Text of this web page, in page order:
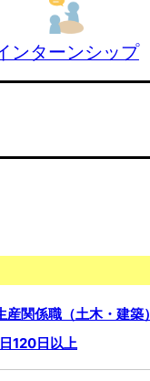
ンターンシップ
関係職（土木・建築）
120日以上